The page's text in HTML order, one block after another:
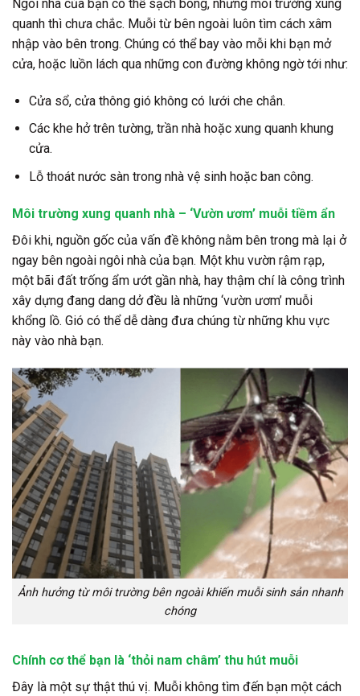
Ngôi nhà của bạn có thể sạch bong, nhưng môi trường xung
quanh thì chưa chắc. Muỗi từ bên ngoài luôn tìm cách xâm
nhập vào bên trong. Chúng có thể bay vào mỗi khi bạn mở
cửa, hoặc luồn lách qua những con đường không ngờ tới như:
Cửa sổ, cửa thông gió không có lưới che chắn.
Các khe hở trên tường, trần nhà hoặc xung quanh khung
cửa.
Lỗ thoát nước sàn trong nhà vệ sinh hoặc ban công.
Môi trường xung quanh nhà – ‘Vườn ươm’ muỗi tiềm ẩn
Đôi khi, nguồn gốc của vấn đề không nằm bên trong mà lại ở
ngay bên ngoài ngôi nhà của bạn. Một khu vườn rậm rạp,
một bãi đất trống ẩm ướt gần nhà, hay thậm chí là công trình
xây dựng đang dang dở đều là những ‘vườn ươm’ muỗi
khổng lồ. Gió có thể dễ dàng đưa chúng từ những khu vực
này vào nhà bạn.
Ảnh hưởng từ môi trường bên ngoài khiến muỗi sinh sản nhanh
chóng
Chính cơ thể bạn là ‘thỏi nam châm’ thu hút muỗi
Đây là một sự thật thú vị. Muỗi không tìm đến bạn một cách